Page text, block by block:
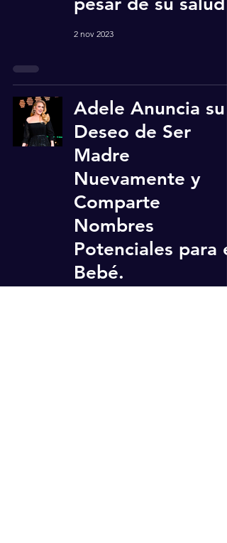
2 nov 2023
Adele Anuncia su
Deseo de Ser
Madre
Nuevamente y
Comparte
Nombres
Potenciales para el
Bebé.